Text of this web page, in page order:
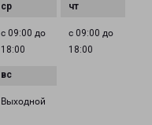
с 09:00 до
18:00
с 09:00 до
18:00
Выходной